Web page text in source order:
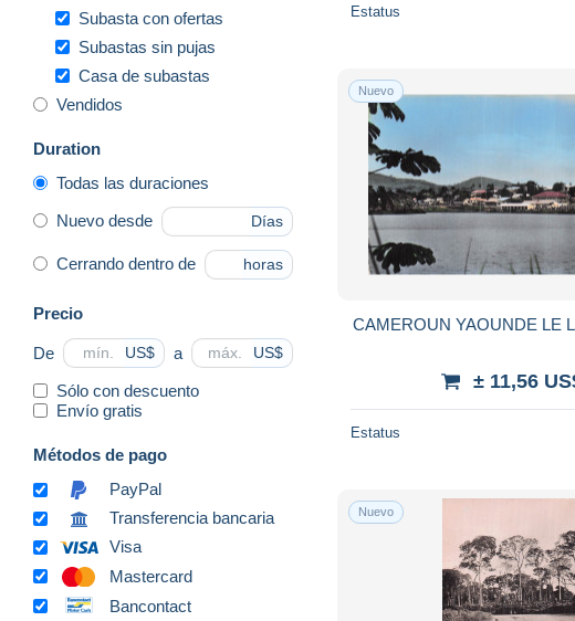
Subasta con ofertas
Subastas sin pujas
Casa de subastas
Vendidos
Duration
Todas las duraciones
Nuevo desde Días
Cerrando dentro de horas
Precio
De US$ a US$
Sólo con descuento
Envío gratis
Métodos de pago
PayPal
Transferencia bancaria
Visa
Mastercard
Bancontact
Estatus
Nuevo
CAMEROUN YAOUNDE LE
± 11,56
Estatus
Nuevo